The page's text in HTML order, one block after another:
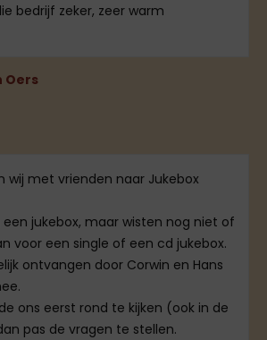
bedrijf zeker, zeer warm
Oers
wij met vrienden naar Jukebox
een jukebox, maar wisten nog niet of
voor een single of een cd jukebox.
ontvangen door Corwin en Hans
ons eerst rond te kijken (ook in de
pas de vragen te stellen.